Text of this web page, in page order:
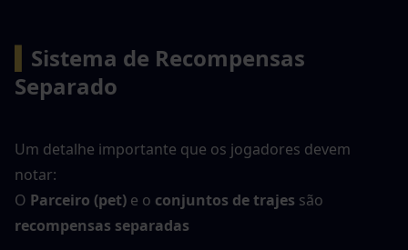
Sistema de Recompensas
Separado
Um detalhe importante que os jogadores devem
notar:
O Parceiro (pet) e o conjuntos de trajes
recompensas separadas